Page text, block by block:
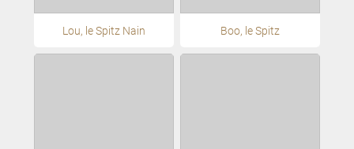
Lou, le Spitz Nain Boo, le Spitz